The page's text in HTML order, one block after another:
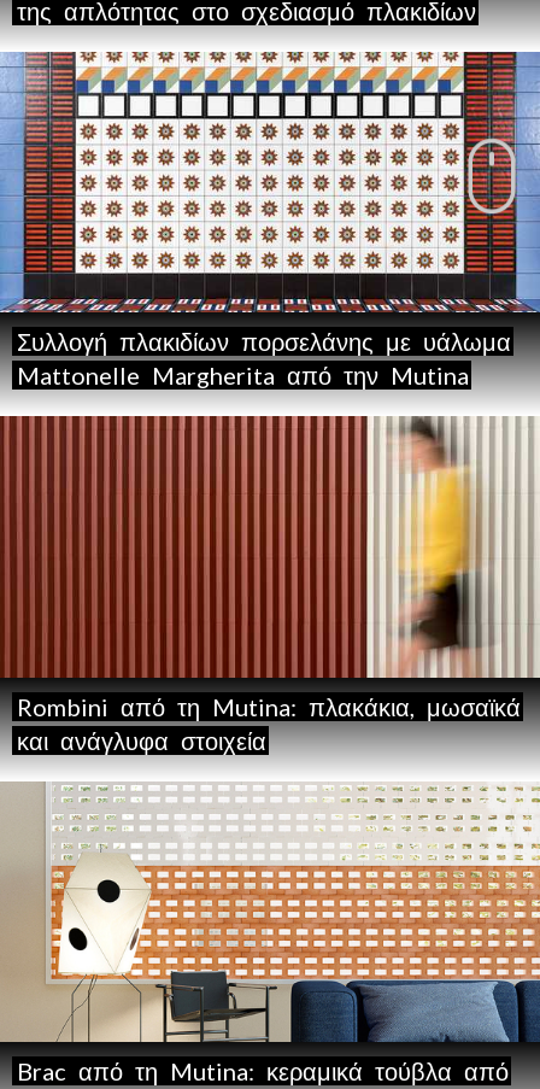
της απλότητας στο σχεδιασμό πλακιδίων
Συλλογή πλακιδίων πορσελάνης με υάλωμα
Mattonelle Margherita από την Mutina
Rombini από τη Mutina: πλακάκια,
μωσαϊκά
και ανάγλυφα στοιχεία
Brac από τη Mutina: κεραμικά τούβλα από